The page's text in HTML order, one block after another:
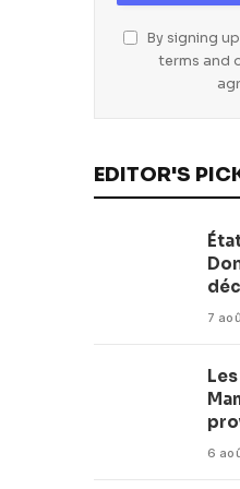
By signing
terms and
EDITOR'S
7
6